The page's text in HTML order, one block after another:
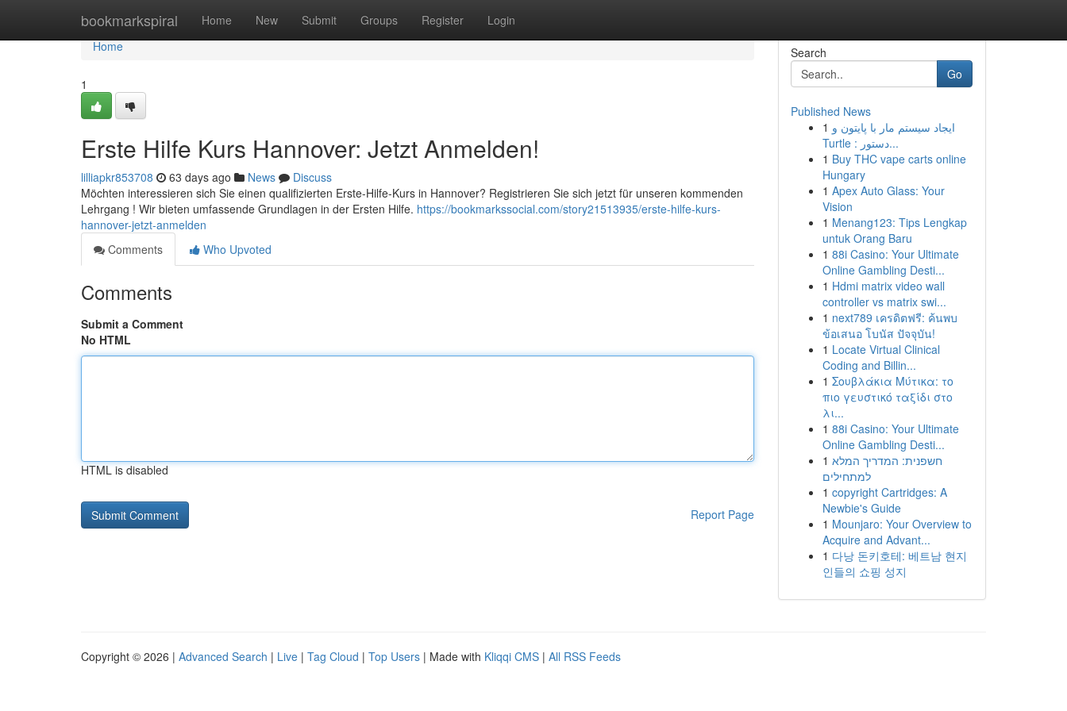
bookmarkspiral Home New Submit Groups Register Login
Home
Home
1
Erste Hilfe Kurs Hannover: Jetzt Anmelden!
lilliapkr853708 63 days ago News
Discuss
Möchten interessieren sich Sie einen qualifizierten Erste-Hilfe-Kurs in Hannover? Registrieren Sie sich jetzt für unseren kommenden
Lehrgang ! Wir bieten umfassende Grundlagen in der Ersten Hilfe. https://bookmarkssocial.com/story21513935/erste-hilfe-kurs-
hannover-jetzt-anmelden
Comments
Who Upvoted
Comments
Submit a Comment
No HTML
HTML is disabled
Report Page
Search
Go
Published News
1 ایجاد سیستم مار با پایتون و
Turtle : دستور...
1 Buy THC vape carts online
Hungary
1 Apex Auto Glass: Your
Vision
1 Menang123: Tips Lengkap
untuk Orang Baru
1 88i Casino: Your Ultimate
Online Gambling Desti...
1 Hdmi matrix video wall
controller vs matrix swi...
1 next789 เครดิตฟรี: ค้นพบ
ข้อเสนอ โบนัส ปัจจุบัน!
1 Locate Virtual Clinical
Coding and Billin...
1 Σουβλάκια Μύτικα: το
πιο γευστικό ταξίδι στο
λι...
1 88i Casino: Your Ultimate
Online Gambling Desti...
1 חשפנית: המדריך המלא
למתחילים
1 copyright Cartridges: A
Newbie's Guide
1 Mounjaro: Your Overview to
Acquire and Advant...
1 다낭 돈키호테: 베트남 현지
인들의 쇼핑 성지
Copyright © 2026 | Advanced Search | Live | Tag Cloud | Top Users | Made with Kliqqi CMS | All RSS Feeds